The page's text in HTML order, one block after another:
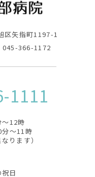
区矢指町1197-1
366-1172
1111
12時
〜11時
ります）
日